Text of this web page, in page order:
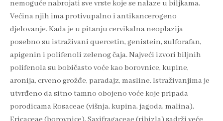
nemoguće nabrojati sve vrste koje se nalaze u biljkama.
Većina njih ima protivupalno i antikancerogeno
djelovanje. Kada je u pitanju cervikalna neoplazija
posebno su istraživani quercetin, genistein, sulforafan,
apigenin i polifenoli zelenog čaja. Najveći izvori biljnih
polifenola su bobičasto voće kao borovnice, kupine,
aronija, crveno grožđe, paradajz, masline. Istraživanjima je
utvrđeno da sitno tamno obojeno voće koje pripada
porodicama Rosaceae (višnja, kupina, jagoda, malina),